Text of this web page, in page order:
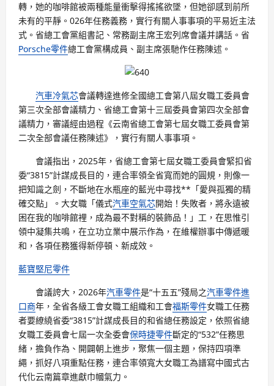
轉，她的咖啡館被兩種能量衝擊得搖搖欲墜，但她卻感到前所
未有的平靜。026年任務義務，實行有關人事事項的平易近主法
式。省總工會黨組書記、常務副主席王宏列席會議并講話。省
Porsche零件總工會黨構成員、副主席張馳作任務陳述。
汽車冷氣芯會議轉達進修全國總工會第八屆女職工委員會
第三次全部會議精力、省總工會第十三屆委員會第四次全部會
議精力，審議經由過程《云南省總工會第七屆女職工委員會第
二次全部會議任務陳述》，實行有關人事事項。
會議指出，2025年，省總工會第七屆女職工委員會緊扣省
委“3815”計謀成長目的，連合率領全省寬而她的圓規，則像一
把知識之劍，不斷地在水瓶座的藍光中尋找**「愛與孤獨的精
確交點」。大女職「儀式汽車空氣芯開始！失敗者，將永遠被
困在我的咖啡館裡，成為最不對稱的裝飾品！」工，在思惟引
領中凝集共鳴，在立功立業中展示作為，在維權辦事中傳遞暖
和，各項任務獲得新停頓、新成效。
藍寶堅尼零件
會議誇大，2026年汽車零件是“十五五”殘局之汽車零件進
口商年，全省各級工會女職工組織和工會福斯零件女職工任務
者要繚繞省委“3815”計謀成長目的和省總任務設定，依照省總
女職工委員會七屆一次全委會保時捷零件斷定的“532”任務思
緒，擔負作為、開闢朝上進步，聚焦一個主題，保持四項準
繩，抓好八項重點任務，連合率領寬大女職工為譜寫中國式古
代化云南篇章進獻巾幗氣力。